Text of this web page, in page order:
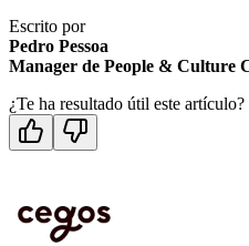
Escrito por
Pedro Pessoa
Manager de People & Culture
¿Te ha resultado útil este artículo?